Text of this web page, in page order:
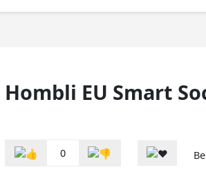
Hombli EU Smart
0